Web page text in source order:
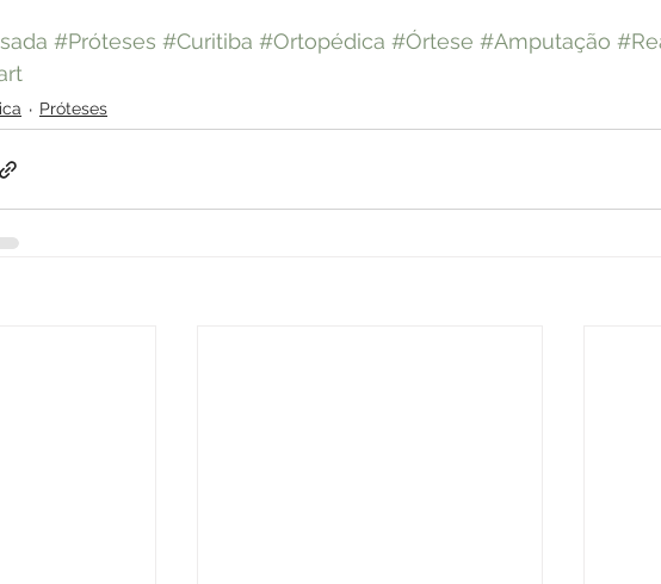
#Próteses #Curitiba #Ortopédica #Órtese #Amputação
Próteses